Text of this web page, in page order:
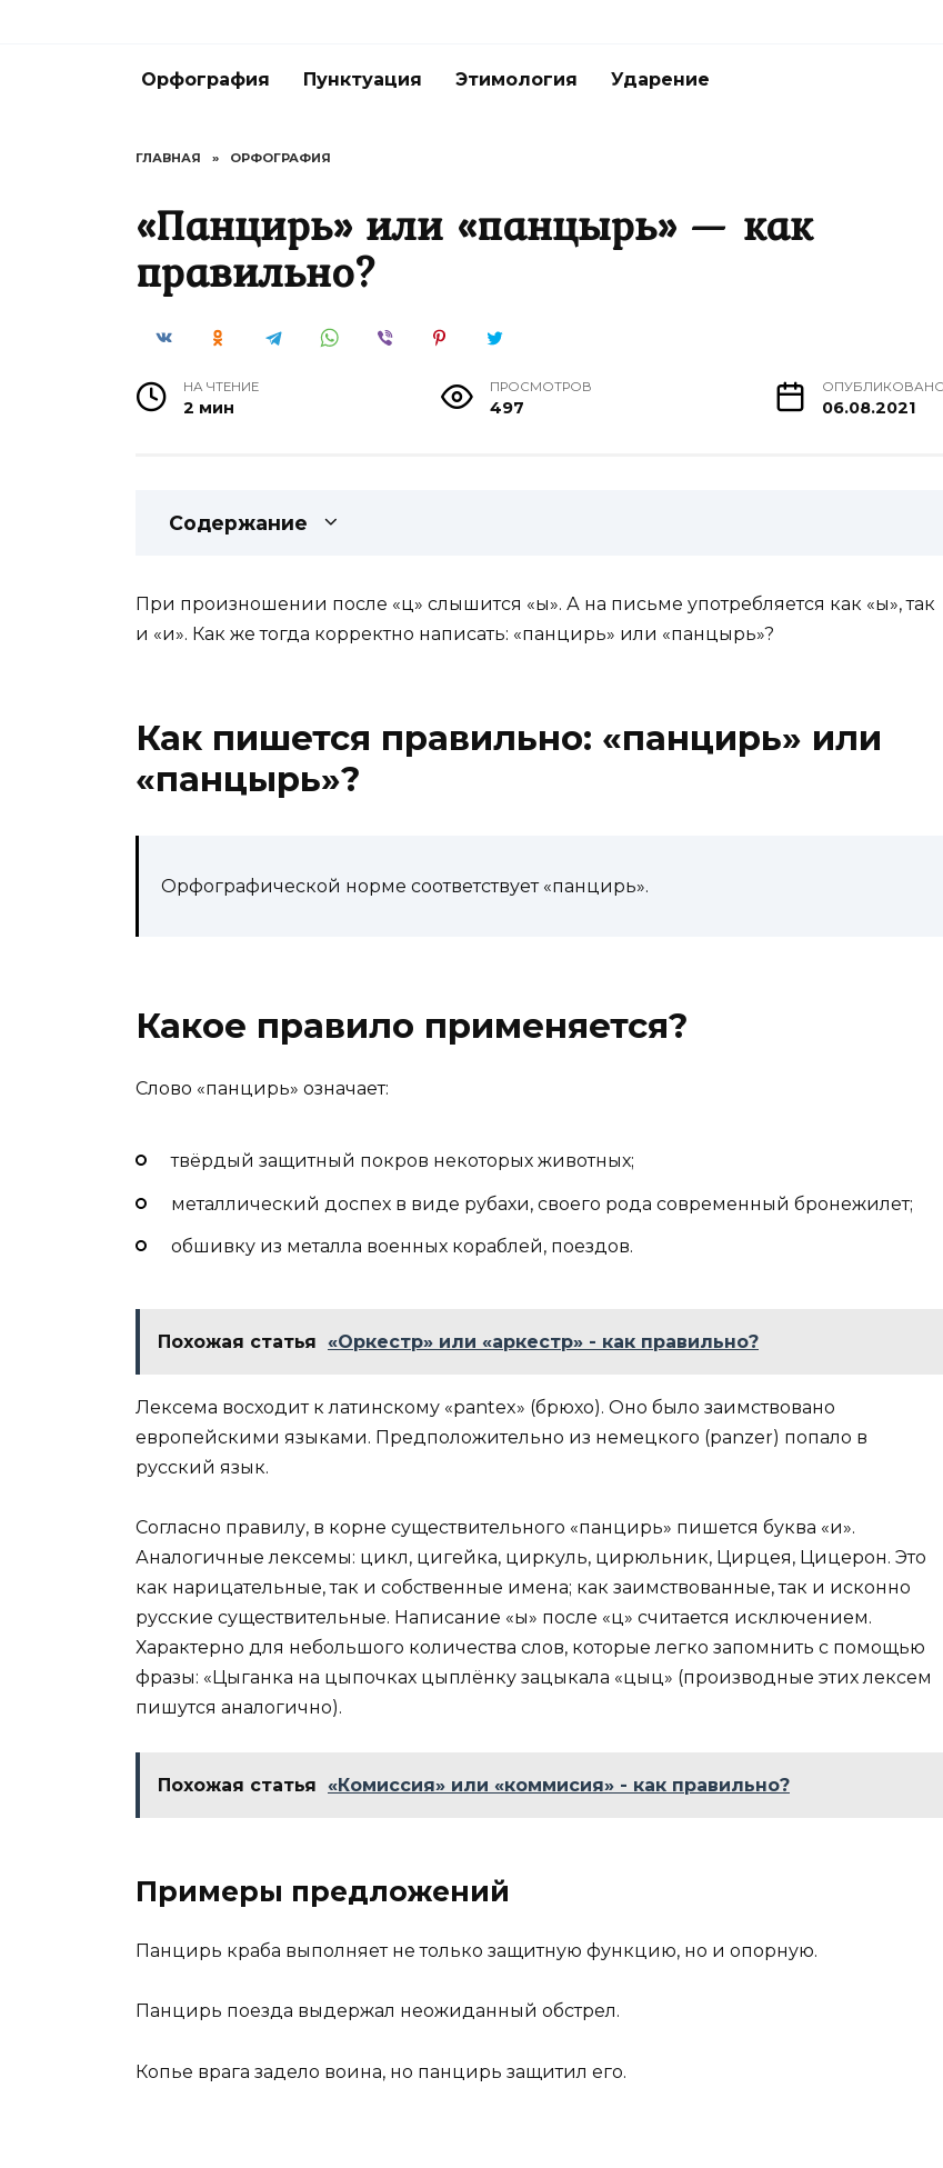
Орфография Пунктуация Этимология Ударение
ГЛАВНАЯ » ОРФОГРАФИЯ
«Панцирь» или «панцырь» — как
правильно?
НА ЧТЕНИЕ
2 мин
ПРОСМОТРОВ
497 06.08.2021
Содержание
При произношении после «ц» слышится «ы». А на письме употребляется как «ы», так
и «и». Как же тогда корректно написать: «панцирь» или «панцырь»?
Как пишется правильно: «панцирь» или
«панцырь»?
Орфографической норме соответствует «панцирь».
Какое правило применяется?
Слово «панцирь» означает:
твёрдый защитный покров некоторых животных;
металлический доспех в виде рубахи, своего рода современный бронежилет;
обшивку из металла военных кораблей, поездов.
Похожая статья «Оркестр» или «аркестр» - как правильно?
Лексема восходит к латинскому «pantex» (брюхо). Оно было заимствовано
европейскими языками. Предположительно из немецкого (panzer) попало в
русский язык.
Согласно правилу, в корне существительного «панцирь» пишется буква «и».
Аналогичные лексемы: цикл, цигейка, циркуль, цирюльник, Цирцея, Цицерон. Это
как нарицательные, так и собственные имена; как заимствованные, так и исконно
русские существительные. Написание «ы» после «ц» считается исключением.
Характерно для небольшого количества слов, которые легко запомнить с помощью
фразы: «Цыганка на цыпочках цыплёнку зацыкала «цыц» (производные этих лексем
пишутся аналогично).
Похожая статья «Комиссия» или «коммисия» - как правильно?
Примеры предложений
Панцирь краба выполняет не только защитную функцию, но и опорную.
Панцирь поезда выдержал неожиданный обстрел.
Копье врага задело воина, но панцирь защитил его.